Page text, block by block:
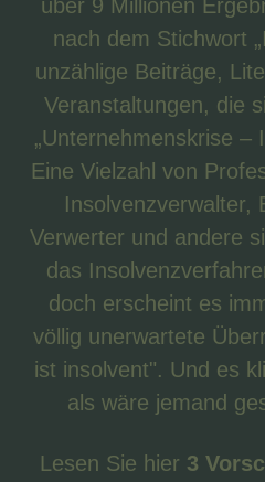
über 9 Millionen
nach dem Stichwort
unzählige Beiträge,
Veranstaltungen, die
„Unternehmenskrise –
Eine Vielzahl von
Insolvenzverwalter,
Verwerter und andere
das
doch erscheint es
völlig unerwartete
ist insolvent". Und es
als wäre jemand
Lesen Sie hier 3